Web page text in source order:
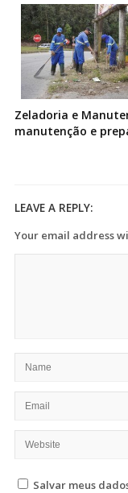
Zeladoria e
manutenção e
LEAVE A REPLY:
Your email address
Salvar meus